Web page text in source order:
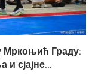
Мркоњић Граду:
и сјајне...